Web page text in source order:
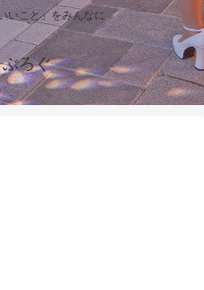
いこと」をみんなに
ろぐ